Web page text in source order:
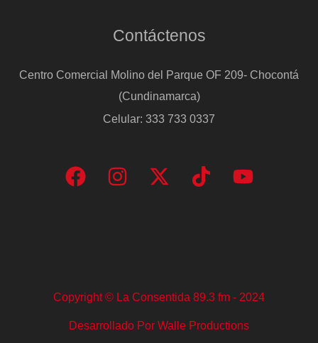
Contáctenos
Centro Comercial Molino del Parque OF 209- Chocontá
(Cundinamarca)
Celular: 333 733 0337
Copyright © La Consentida 89.3 fm - 2024
Desarrollado Por Walle Productions